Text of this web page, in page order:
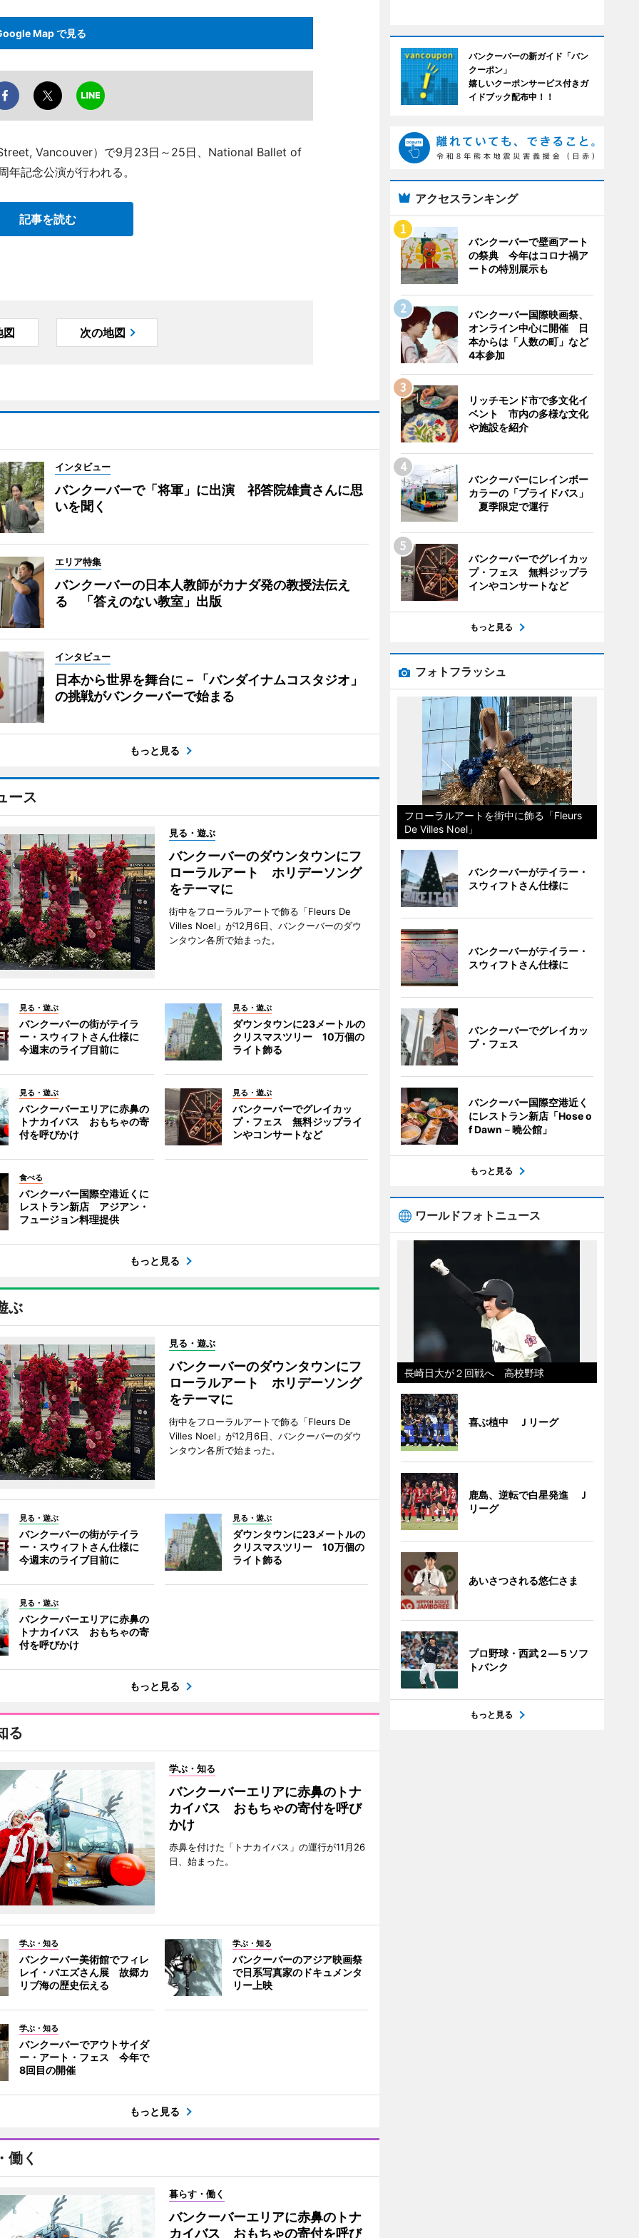
Map で見る
Vancouver）で9月23日～25日、National Ballet of
記念公演が行われる。
記事を読む
図 次の地図
インタビュー
バンクーバーで「将軍」に出演 祁答院雄貴さんに思
いを聞く
エリア特集
バンクーバーの日本人教師がカナダ発の教授法伝え
る 「答えのない教室」出版
インタビュー
日本から世界を舞台に－「バンダイナムコスタジオ」
の挑戦がバンクーバーで始まる
もっと見る
ース
見る・遊ぶ
バンクーバーのダウンタウンにフ
ローラルアート ホリデーソング
をテーマに
街中をフローラルアートで飾る「Fleurs De
Villes Noel」が12月6日、バンクーバーのダウ
ンタウン各所で始まった。
見る・遊ぶ
バンクーバーの街がテイラ
ー・スウィフトさん仕様に
今週末のライブ目前に
見る・遊ぶ
ダウンタウンに23メートルの
クリスマスツリー 10万個の
ライト飾る
見る・遊ぶ
バンクーバーエリアに赤鼻の
トナカイバス おもちゃの寄
付を呼びかけ
見る・遊ぶ
バンクーバーでグレイカッ
プ・フェス 無料ジップライ
ンやコンサートなど
食べる
バンクーバー国際空港近くに
レストラン新店 アジアン・
フュージョン料理提供
もっと見る
ぶ
見る・遊ぶ
バンクーバーのダウンタウンにフ
ローラルアート ホリデーソング
をテーマに
街中をフローラルアートで飾る「Fleurs De
Villes Noel」が12月6日、バンクーバーのダウ
ンタウン各所で始まった。
見る・遊ぶ
バンクーバーの街がテイラ
ー・スウィフトさん仕様に
今週末のライブ目前に
見る・遊ぶ
ダウンタウンに23メートルの
クリスマスツリー 10万個の
ライト飾る
見る・遊ぶ
バンクーバーエリアに赤鼻の
トナカイバス おもちゃの寄
付を呼びかけ
もっと見る
る
学ぶ・知る
バンクーバーエリアに赤鼻のトナ
カイバス おもちゃの寄付を呼び
かけ
赤鼻を付けた「トナカイバス」の運行が11月26
日、始まった。
学ぶ・知る
バンクーバー美術館でフィレ
レイ・バエズさん展 故郷カ
リブ海の歴史伝える
学ぶ・知る
バンクーバーのアジア映画祭
で日系写真家のドキュメンタ
リー上映
学ぶ・知る
バンクーバーでアウトサイダ
ー・アート・フェス 今年で
8回目の開催
もっと見る
働く
暮らす・働く
バンクーバーエリアに赤鼻のトナ
カイバス おもちゃの寄付を呼び
バンクーバーの新ガイド「バン
クーポン」
嬉しいクーポンサービス付きガ
イドブック配布中！！
アクセスランキング
バンクーバーで壁画アート
の祭典 今年はコロナ禍ア
ートの特別展示も
バンクーバー国際映画祭、
オンライン中心に開催 日
本からは「人数の町」など
4本参加
リッチモンド市で多文化イ
ベント 市内の多様な文化
や施設を紹介
バンクーバーにレインボー
カラーの「プライドバス」
夏季限定で運行
バンクーバーでグレイカッ
プ・フェス 無料ジップラ
インやコンサートなど
もっと見る
フォトフラッシュ
フローラルアートを街中に飾る「Fleurs
De Villes Noel」
バンクーバーがテイラー・
スウィフトさん仕様に
バンクーバーがテイラー・
スウィフトさん仕様に
バンクーバーでグレイカッ
プ・フェス
バンクーバー国際空港近く
にレストラン新店「Hose o
f Dawn－曉公館」
もっと見る
ワールドフォトニュース
長崎日大が２回戦へ 高校野球
喜ぶ植中 Ｊリーグ
鹿島、逆転で白星発進 Ｊ
リーグ
あいさつされる悠仁さま
プロ野球・西武２―５ソフ
トバンク
もっと見る